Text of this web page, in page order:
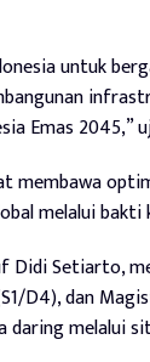
untuk
Emas 2045,”
membawa
melalui bakti
Didi Setiarto,
D4), dan
daring melalui